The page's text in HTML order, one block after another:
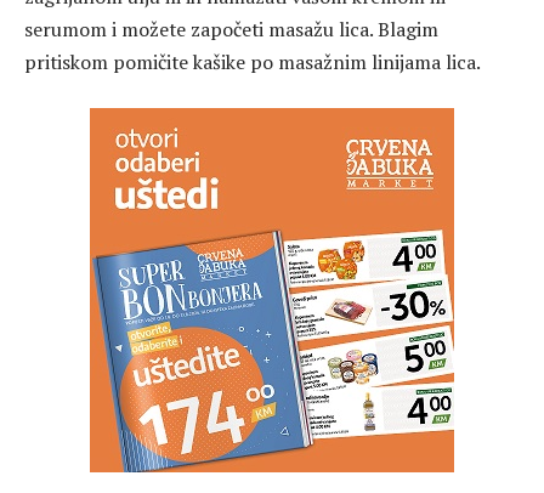
serumom i možete započeti masažu lica. Blagim
pritiskom pomičite kašike po masažnim linijama lica.